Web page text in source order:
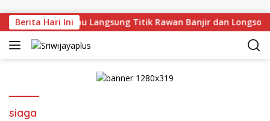
Berita Hari Ini
Deru Tinjau Langsung Titik Rawan Banjir dan Longsor
siaga